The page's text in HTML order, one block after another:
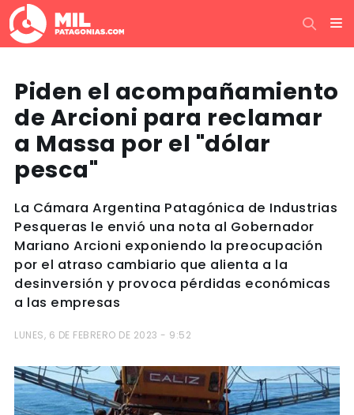
Piden el acompañamiento
de Arcioni para reclamar
a Massa por el "dólar
pesca"
La Cámara Argentina Patagónica de Industrias
Pesqueras le envió una nota al Gobernador
Mariano Arcioni exponiendo la preocupación
por el atraso cambiario que alienta a la
desinversión y provoca pérdidas económicas
a las empresas
LUNES, 6 DE FEBRERO DE 2023 - 9:52